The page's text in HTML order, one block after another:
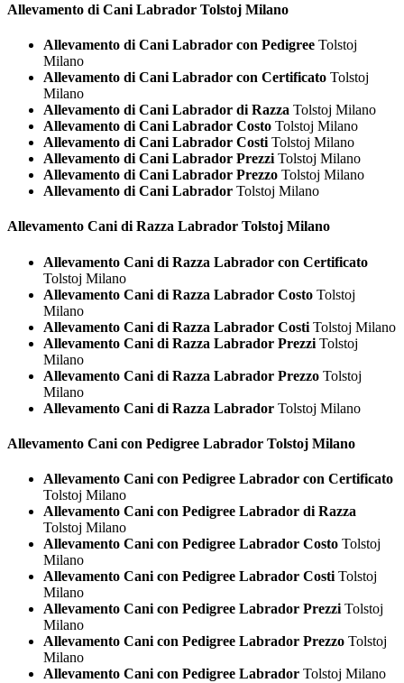
Allevamento di Cani Labrador Tolstoj Milano
Allevamento di Cani Labrador con Pedigree Tolstoj
Milano
Allevamento di Cani Labrador con Certificato Tolstoj
Milano
Allevamento di Cani Labrador di Razza Tolstoj Milano
Allevamento di Cani Labrador Costo Tolstoj Milano
Allevamento di Cani Labrador Costi Tolstoj Milano
Allevamento di Cani Labrador Prezzi Tolstoj Milano
Allevamento di Cani Labrador Prezzo Tolstoj Milano
Allevamento di Cani Labrador Tolstoj Milano
Allevamento Cani di Razza Labrador Tolstoj Milano
Allevamento Cani di Razza Labrador con Certificato
Tolstoj Milano
Allevamento Cani di Razza Labrador Costo Tolstoj
Milano
Allevamento Cani di Razza Labrador Costi Tolstoj Milano
Allevamento Cani di Razza Labrador Prezzi Tolstoj
Milano
Allevamento Cani di Razza Labrador Prezzo Tolstoj
Milano
Allevamento Cani di Razza Labrador Tolstoj Milano
Allevamento Cani con Pedigree Labrador Tolstoj Milano
Allevamento Cani con Pedigree Labrador con Certificato
Tolstoj Milano
Allevamento Cani con Pedigree Labrador di Razza
Tolstoj Milano
Allevamento Cani con Pedigree Labrador Costo Tolstoj
Milano
Allevamento Cani con Pedigree Labrador Costi Tolstoj
Milano
Allevamento Cani con Pedigree Labrador Prezzi Tolstoj
Milano
Allevamento Cani con Pedigree Labrador Prezzo Tolstoj
Milano
Allevamento Cani con Pedigree Labrador Tolstoj Milano